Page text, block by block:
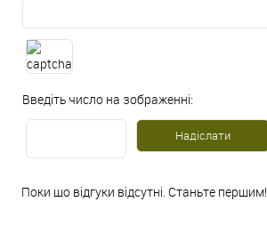
Введіть число на зображенні:
Поки що відгуки відсутні. Станьте першим!